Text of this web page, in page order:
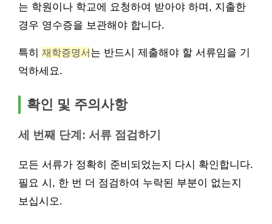
는 학원이나 학교에 요청하여 받아야 하며, 지출한
경우 영수증을 보관해야 합니다.
특히 재학증명서는 반드시 제출해야 할 서류임을 기
억하세요.
확인 및 주의사항
세 번째 단계: 서류 점검하기
모든 서류가 정확히 준비되었는지 다시 확인합니다.
필요 시, 한 번 더 점검하여 누락된 부분이 없는지
보십시오.